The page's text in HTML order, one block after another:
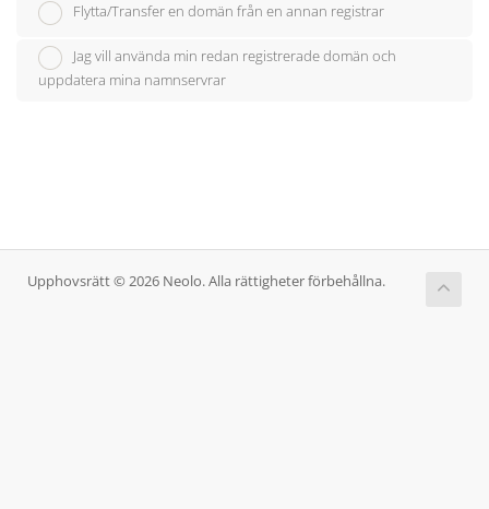
Flytta/Transfer en domän från en annan registrar
Jag vill använda min redan registrerade domän och
uppdatera mina namnservrar
Upphovsrätt © 2026 Neolo. Alla rättigheter förbehållna.